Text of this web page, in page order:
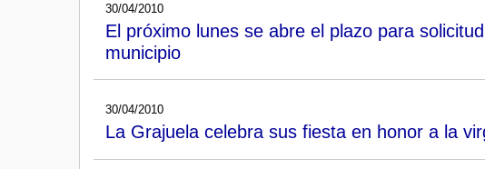
30/04/2010
El próximo lunes se abre el plazo para
municipio
30/04/2010
La Grajuela celebra sus fiesta en honor a la